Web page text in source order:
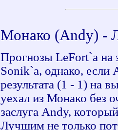
Монако (Andy) -
Прогнозы LeFort`a на
Sonik`a, однако, если
результата (1 - 1) на
уехал из Монако без
заслуга Andy,
Лучшим не только